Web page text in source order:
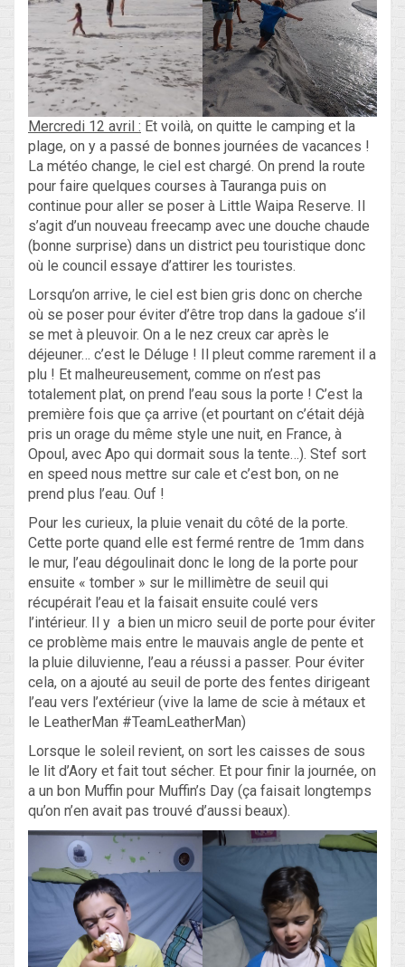
Mercredi 12 avril : Et voilà, on quitte le camping et la
plage, on y a passé de bonnes journées de vacances !
La météo change, le ciel est chargé. On prend la route
pour faire quelques courses à Tauranga puis on
continue pour aller se poser à Little Waipa Reserve. Il
s’agit d’un nouveau freecamp avec une douche chaude
(bonne surprise) dans un district peu touristique donc
où le council essaye d’attirer les touristes.
Lorsqu’on arrive, le ciel est bien gris donc on cherche
où se poser pour éviter d’être trop dans la gadoue s’il
se met à pleuvoir. On a le nez creux car après le
déjeuner… c’est le Déluge ! Il pleut comme rarement il a
plu ! Et malheureusement, comme on n’est pas
totalement plat, on prend l’eau sous la porte ! C’est la
première fois que ça arrive (et pourtant on c’était déjà
pris un orage du même style une nuit, en France, à
Opoul, avec Apo qui dormait sous la tente…). Stef sort
en speed nous mettre sur cale et c’est bon, on ne
prend plus l’eau. Ouf !
Pour les curieux, la pluie venait du côté de la porte.
Cette porte quand elle est fermé rentre de 1mm dans
le mur, l’eau dégoulinait donc le long de la porte pour
ensuite « tomber » sur le millimètre de seuil qui
récupérait l’eau et la faisait ensuite coulé vers
l’intérieur. Il y a bien un micro seuil de porte pour éviter
ce problème mais entre le mauvais angle de pente et
la pluie diluvienne, l’eau a réussi a passer. Pour éviter
cela, on a ajouté au seuil de porte des fentes dirigeant
l’eau vers l’extérieur (vive la lame de scie à métaux et
le LeatherMan #TeamLeatherMan)
Lorsque le soleil revient, on sort les caisses de sous
le lit d’Aory et fait tout sécher. Et pour finir la journée, on
a un bon Muffin pour Muffin’s Day (ça faisait longtemps
qu’on n’en avait pas trouvé d’aussi beaux).